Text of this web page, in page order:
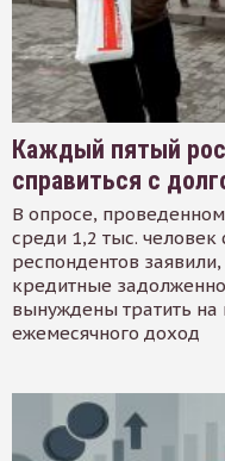
Каждый пятый
справиться с
В опросе,
среди 1,2 тыс. человек
респондентов
кредитные
вынуждены тратить
ежемесячного доход